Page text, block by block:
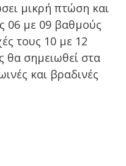
μικρή πτώση και
06 με 09 βαθμούς
τους 10 με 12
θα σημειωθεί στα
και βραδινές